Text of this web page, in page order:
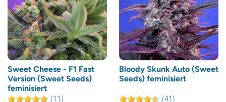
Sweet Cheese - F1 Fast
Version (Sweet Seeds)
feminisiert
(11)
Bloody Skunk Auto (Sweet
Seeds) feminisiert
(41)